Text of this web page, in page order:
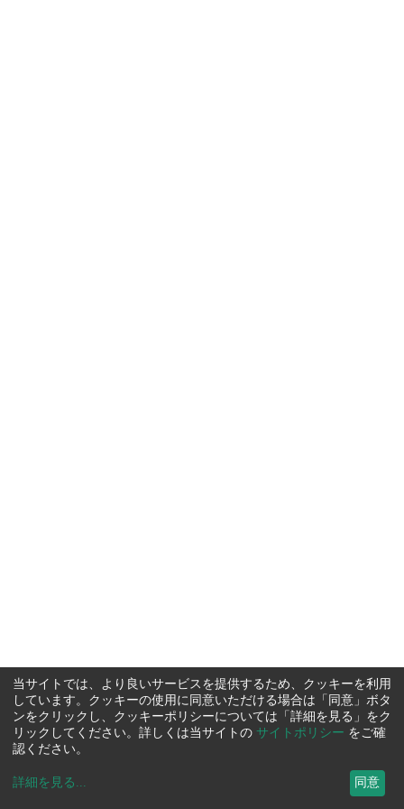
当サイトでは、より良いサービスを提供するため、クッキーを利用
しています。クッキーの使用に同意いただける場合は「同意」ボタ
ンをクリックし、クッキーポリシーについては「詳細を見る」をク
リックしてください。詳しくは当サイトの サイトポリシー をご確
認ください。
詳細を見る ... 同意